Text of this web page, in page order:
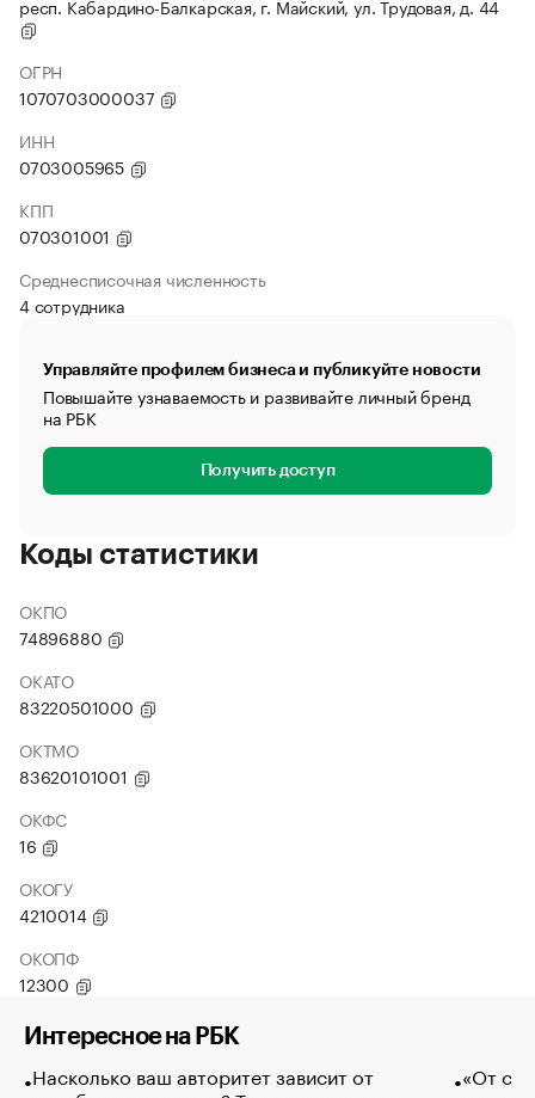
респ. Кабардино-Балкарская, г. Майский, ул. Трудовая, д. 44
ОГРН
1070703000037
ИНН
0703005965
КПП
070301001
Среднесписочная численность
4 сотрудника
Управляйте профилем бизнеса и публикуйте новости
Повышайте узнаваемость и развивайте личный бренд
на РБК
Получить доступ
Коды статистики
ОКПО
74896880
ОКАТО
83220501000
ОКТМО
83620101001
ОКФС
16
ОКОГУ
4210014
ОКОПФ
12300
Интересное на РБК
Насколько ваш авторитет зависит от
«От